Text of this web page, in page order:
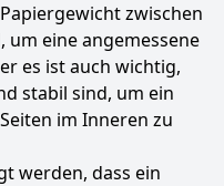
zwischen
um eine angemessene
es ist auch wichtig,
stabil sind, um ein
im Inneren zu
werden, dass ein